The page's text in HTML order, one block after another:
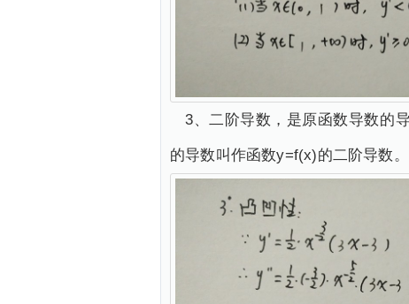
3、二阶导数，是原函数导数的
的导数叫作函数y=f(x)的二阶导数。